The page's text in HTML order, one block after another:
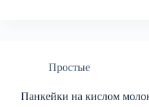
Простые
Панкейки на кислом